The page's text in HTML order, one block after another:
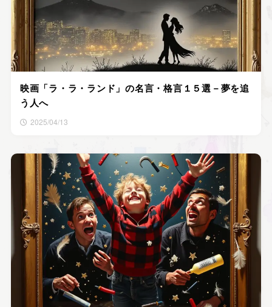
映画「ラ・ラ・ランド」の名言・格言１５選－夢を追
う人へ
2025/04/13